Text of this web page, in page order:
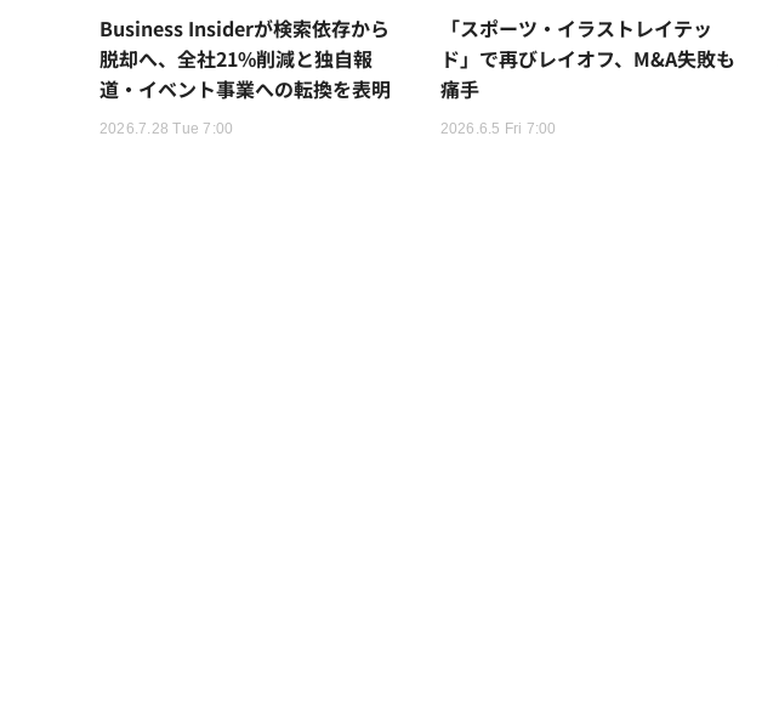
Business Insiderが検索依存から
脱却へ、全社21%削減と独自報
道・イベント事業への転換を表明
2026.7.28 Tue 7:00
「スポーツ・イラストレイテッ
ド」で再びレイオフ、M&A失敗も
痛手
2026.6.5 Fri 7:00